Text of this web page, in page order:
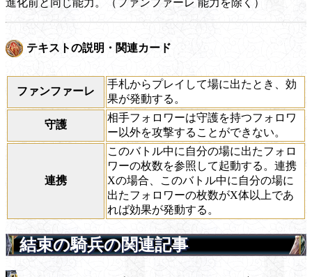
進化前と同じ能力。（ファンファーレ 能力を除く）
テキストの説明・関連カード
ファンファーレ
手札からプレイして場に出たとき、効
果が発動する。
守護
相手フォロワーは守護を持つフォロワ
ー以外を攻撃することができない。
連携
このバトル中に自分の場に出たフォロ
ワーの枚数を参照して起動する。連携
Xの場合、このバトル中に自分の場に
出たフォロワーの枚数がX体以上であ
れば効果が発動する。
結束の騎兵の関連記事